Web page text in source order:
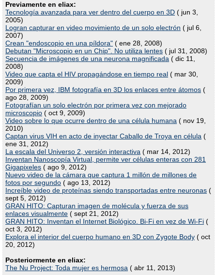
Previamente en eliax:
Tecnología­ avanzada para ver dentro del cuerpo en 3D ( jun 3,
2005)
Logran capturar en video movimiento de un solo electrón ( jul 6,
2007)
Crean "endoscopio en una píldora" ( ene 28, 2008)
Debutan "Microscopio en un Chip". No utiliza lentes ( jul 31, 2008)
Secuencia de imágenes de una neurona magnificada ( dic 11,
2008)
Video que capta el HIV propagándose en tiempo real ( mar 30,
2009)
Por primera vez, IBM fotografía en 3D los enlaces entre átomos (
ago 28, 2009)
Fotografían un solo electrón por primera vez con mejorado
microscopio ( oct 9, 2009)
Video sobre lo que ocurre dentro de una célula humana ( nov 19,
2010)
Captan virus VIH en acto de inyectar Caballo de Troya en célula (
ene 31, 2012)
La escala del Universo 2, versión interactiva ( mar 14, 2012)
Inventan Nanoscopía Virtual, permite ver células enteras con 281
Gigapixeles ( ago 9, 2012)
Nuevo video de la cámara que captura 1 millón de millones de
fotos por segundo ( ago 13, 2012)
Increíble video de proteínas siendo transportadas entre neuronas (
sept 5, 2012)
GRAN HITO: Capturan imagen de molécula y fuerza de sus
enlaces visualmente ( sept 21, 2012)
GRAN HITO: Inventan el Internet Biológico. Bi-Fi en vez de Wi-Fi (
oct 3, 2012)
Explora el interior del cuerpo humano en 3D con Zygote Body ( oct
20, 2012)
Posteriormente en eliax:
The Nu Project: Toda mujer es hermosa ( abr 11, 2013)